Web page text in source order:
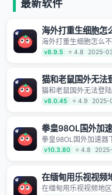
最新软件
海外打重生细胞怎
海外打重生细胞怎么
节点覆盖，运营商专
留学生打造，帮助海
v8.9.5 ⭐ 4.8 2025-
猫和老鼠国外无法
猫和老鼠国外无法登
量节点覆盖，运营商
和留学生打造，帮助
乐。
v8.0.45 ⭐ 4.9 2025-
拳皇98OL国外加
拳皇98OL国外加速器
有高速中转节点 无需
内直达视频音乐app,
数据不泄露 阻止第三
v10.3.80 ⭐ 4.8
在缅甸用乐视视频
在缅甸用乐视视频地